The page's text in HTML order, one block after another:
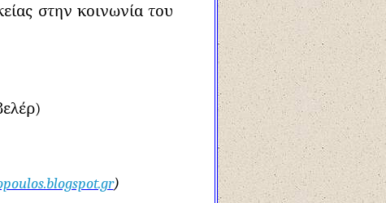
στην κοινωνία του
)